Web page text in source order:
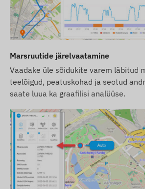
2G: Maailm
Ostuvalikud
Seda seadet ei müüda eraldi,
tarkvara litsentsita.
Seadet antakse üle töökorras ja
tagamise eest hoolitseme meie –
Kui soovite kasutada ka meie
hoiatuste teenust, ostke meie
krediitkaart.
Muud teave
Marsruutide järelvaatamine
Vaadake üle sõidukite varem läbitud
teelõigud, peatuskohad ja seotud
saate luua ka graafilisi analüüse.